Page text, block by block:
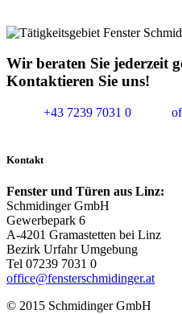
Wir beraten Sie jederzeit
Kontaktieren Sie uns!
+43 7239 7031 0
Kontakt
Fenster und Türen aus Linz:
Schmidinger GmbH
Gewerbepark 6
A-4201 Gramastetten bei Linz
Bezirk Urfahr Umgebung
Tel 07239 7031 0
office@fensterschmidinger.at
© 2015 Schmidinger GmbH